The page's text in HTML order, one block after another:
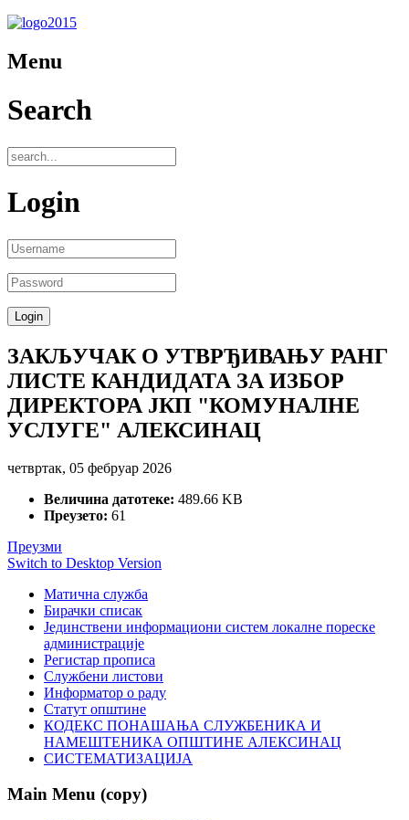
Menu
Search
Login
ЗАКЉУЧАК О УТВРЂИВАЊУ РАНГ
ЛИСТЕ КАНДИДАТА ЗА ИЗБОР
ДИРЕКТОРА ЈКП "КОМУНАЛНЕ
УСЛУГЕ" АЛЕКСИНАЦ
четвртак, 05 фебруар 2026
Величина датотеке: 489.66 KB
Преузето: 61
Преузми
Switch to Desktop Version
Матична служба
Бирачки списак
Јединствени информациони систем локалне пореске
администрације
Регистар прописа
Службени листови
Информатор о раду
Статут општине
КОДЕКС ПОНАШАЊА СЛУЖБЕНИКА И
НАМЕШТЕНИКА ОПШТИНЕ АЛЕКСИНАЦ
СИСТЕМАТИЗАЦИЈА
Main Menu (copy)